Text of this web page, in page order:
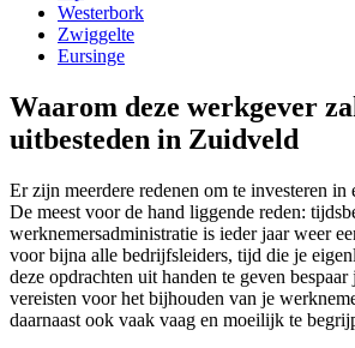
Westerbork
Zwiggelte
Eursinge
Waarom deze werkgever
uitbesteden in Zuidveld
Er zijn meerdere redenen om te investeren in
De meest voor de hand liggende reden:
werknemersadministratie is ieder jaar weer
voor bijna alle bedrijfsleiders, tijd die je
deze opdrachten uit handen te geven
vereisten voor het bijhouden van je
daarnaast ook vaak vaag en moeilijk te